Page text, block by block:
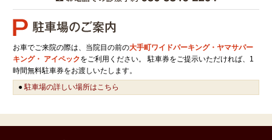
お車でご来院の際は、当院目の前の大手町ワイドパーキング・ヤマサパー
キング・ アイペックをご利用ください。 駐車券をご提示いただければ、1
時間無料駐車券をお渡しいたします。
●駐車場の詳しい場所はこちら